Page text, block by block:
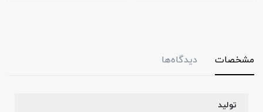
مشخصات دیدگاه‌ها
تولید